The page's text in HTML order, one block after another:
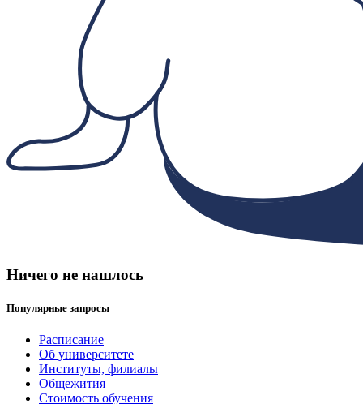
Ничего не нашлось
Популярные запросы
Расписание
Об университете
Институты, филиалы
Общежития
Стоимость обучения